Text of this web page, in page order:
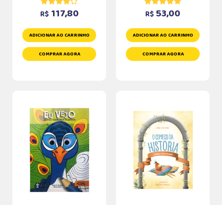
R$ 117,80
ADICIONAR AO CARRINHO
COMPRAR AGORA
R$ 53,00
ADICIONAR AO CARRINHO
COMPRAR AGORA